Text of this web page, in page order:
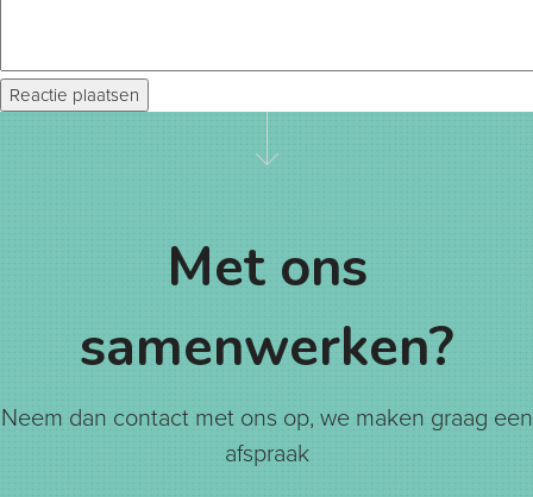
Met ons
samenwerken?
Neem dan contact met ons op, we maken graag een
afspraak